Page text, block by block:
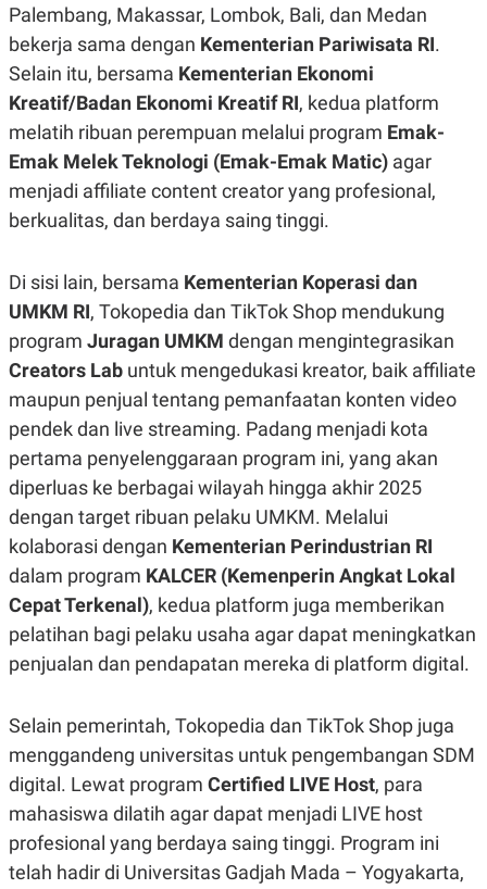
SITEMAPPROFILETERM
USE
PEDOMAN
PEMBERITAAN
SIBER
PRIVACY
POLICY
Palembang, Makassar, Lombok, Bali, dan Medan
bekerja sama dengan Kementerian Pariwisata RI.
Selain itu, bersama Kementerian Ekonomi
Kreatif/Badan Ekonomi Kreatif RI, kedua platform
melatih ribuan perempuan melalui program Emak-
Emak Melek Teknologi (Emak-Emak Matic) agar
menjadi affiliate content creator yang profesional,
berkualitas, dan berdaya saing tinggi.
Di sisi lain, bersama Kementerian Koperasi dan
UMKM RI, Tokopedia dan TikTok Shop mendukung
program Juragan UMKM dengan mengintegrasikan
Creators Lab untuk mengedukasi kreator, baik affiliate
maupun penjual tentang pemanfaatan konten video
pendek dan live streaming. Padang menjadi kota
pertama penyelenggaraan program ini, yang akan
diperluas ke berbagai wilayah hingga akhir 2025
dengan target ribuan pelaku UMKM. Melalui
kolaborasi dengan Kementerian Perindustrian RI
dalam program KALCER (Kemenperin Angkat Lokal
Cepat Terkenal), kedua platform juga memberikan
pelatihan bagi pelaku usaha agar dapat meningkatkan
penjualan dan pendapatan mereka di platform digital.
Selain pemerintah, Tokopedia dan TikTok Shop juga
menggandeng universitas untuk pengembangan SDM
digital. Lewat program Certified LIVE Host, para
mahasiswa dilatih agar dapat menjadi LIVE host
profesional yang berdaya saing tinggi. Program ini
telah hadir di Universitas Gadjah Mada – Yogyakarta,